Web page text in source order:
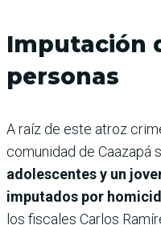
Imputación
personas
A raíz de este atroz
comunidad de Caazapá
adolescentes y un
imputados por
los fiscales Carlos